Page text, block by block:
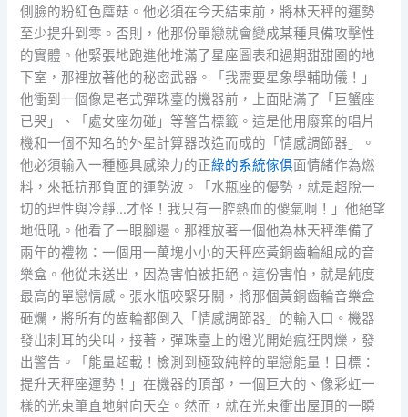
側臉的粉紅色蘑菇。他必須在今天結束前，將林天秤的運勢
至少提升到零。否則，他那份單戀就會變成某種具備攻擊性
的實體。他緊張地跑進他堆滿了星座圖表和過期甜甜圈的地
下室，那裡放著他的秘密武器。「我需要星象學輔助儀！」
他衝到一個像是老式彈珠臺的機器前，上面貼滿了「巨蟹座
已哭」、「處女座勿碰」等警告標籤。這是他用廢棄的唱片
機和一個不知名的外星計算器改造而成的「情感調節器」。
他必須輸入一種極具感染力的正綠的系統傢俱面情緒作為燃
料，來抵抗那負面的運勢波。「水瓶座的優勢，就是超脫一
切的理性與冷靜…才怪！我只有一腔熱血的傻氣啊！」他絕望
地低吼。他看了一眼腳邊。那裡放著一個他為林天秤準備了
兩年的禮物：一個用一萬塊小小的天秤座黃銅齒輪組成的音
樂盒。他從未送出，因為害怕被拒絕。這份害怕，就是純度
最高的單戀情感。張水瓶咬緊牙關，將那個黃銅齒輪音樂盒
砸爛，將所有的齒輪都倒入「情感調節器」的輸入口。機器
發出刺耳的尖叫，接著，彈珠臺上的燈光開始瘋狂閃爍，發
出警告。「能量超載！檢測到極致純粹的單戀能量！目標：
提升天秤座運勢！」在機器的頂部，一個巨大的、像彩虹一
樣的光束筆直地射向天空。然而，就在光束衝出屋頂的一瞬